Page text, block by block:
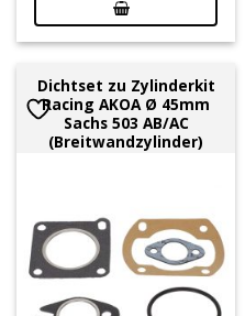
Dichtset zu Zylinderkit
Racing AKOA Ø 45mm
Sachs 503 AB/AC
(Breitwandzylinder)